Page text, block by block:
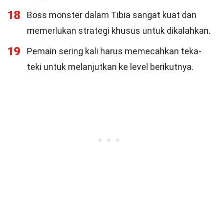
18
Boss monster dalam Tibia sangat kuat dan
memerlukan strategi khusus untuk dikalahkan.
19
Pemain sering kali harus memecahkan teka-
teki untuk melanjutkan ke level berikutnya.